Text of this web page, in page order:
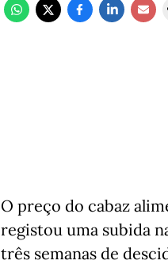
O preço do cabaz
registou uma subida
três semanas de